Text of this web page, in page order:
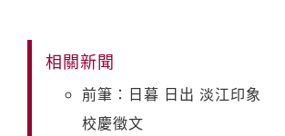
相關新聞
前筆：日暮 日出 淡江印
校慶徵文